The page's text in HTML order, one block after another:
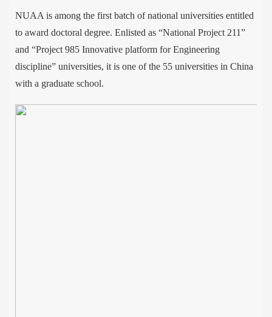
NUAA is among the first batch of national universities entitled
to award doctoral degree. Enlisted as “National Project 211”
and “Project 985 Innovative platform for Engineering
discipline” universities, it is one of the 55 universities in China
with a graduate school.